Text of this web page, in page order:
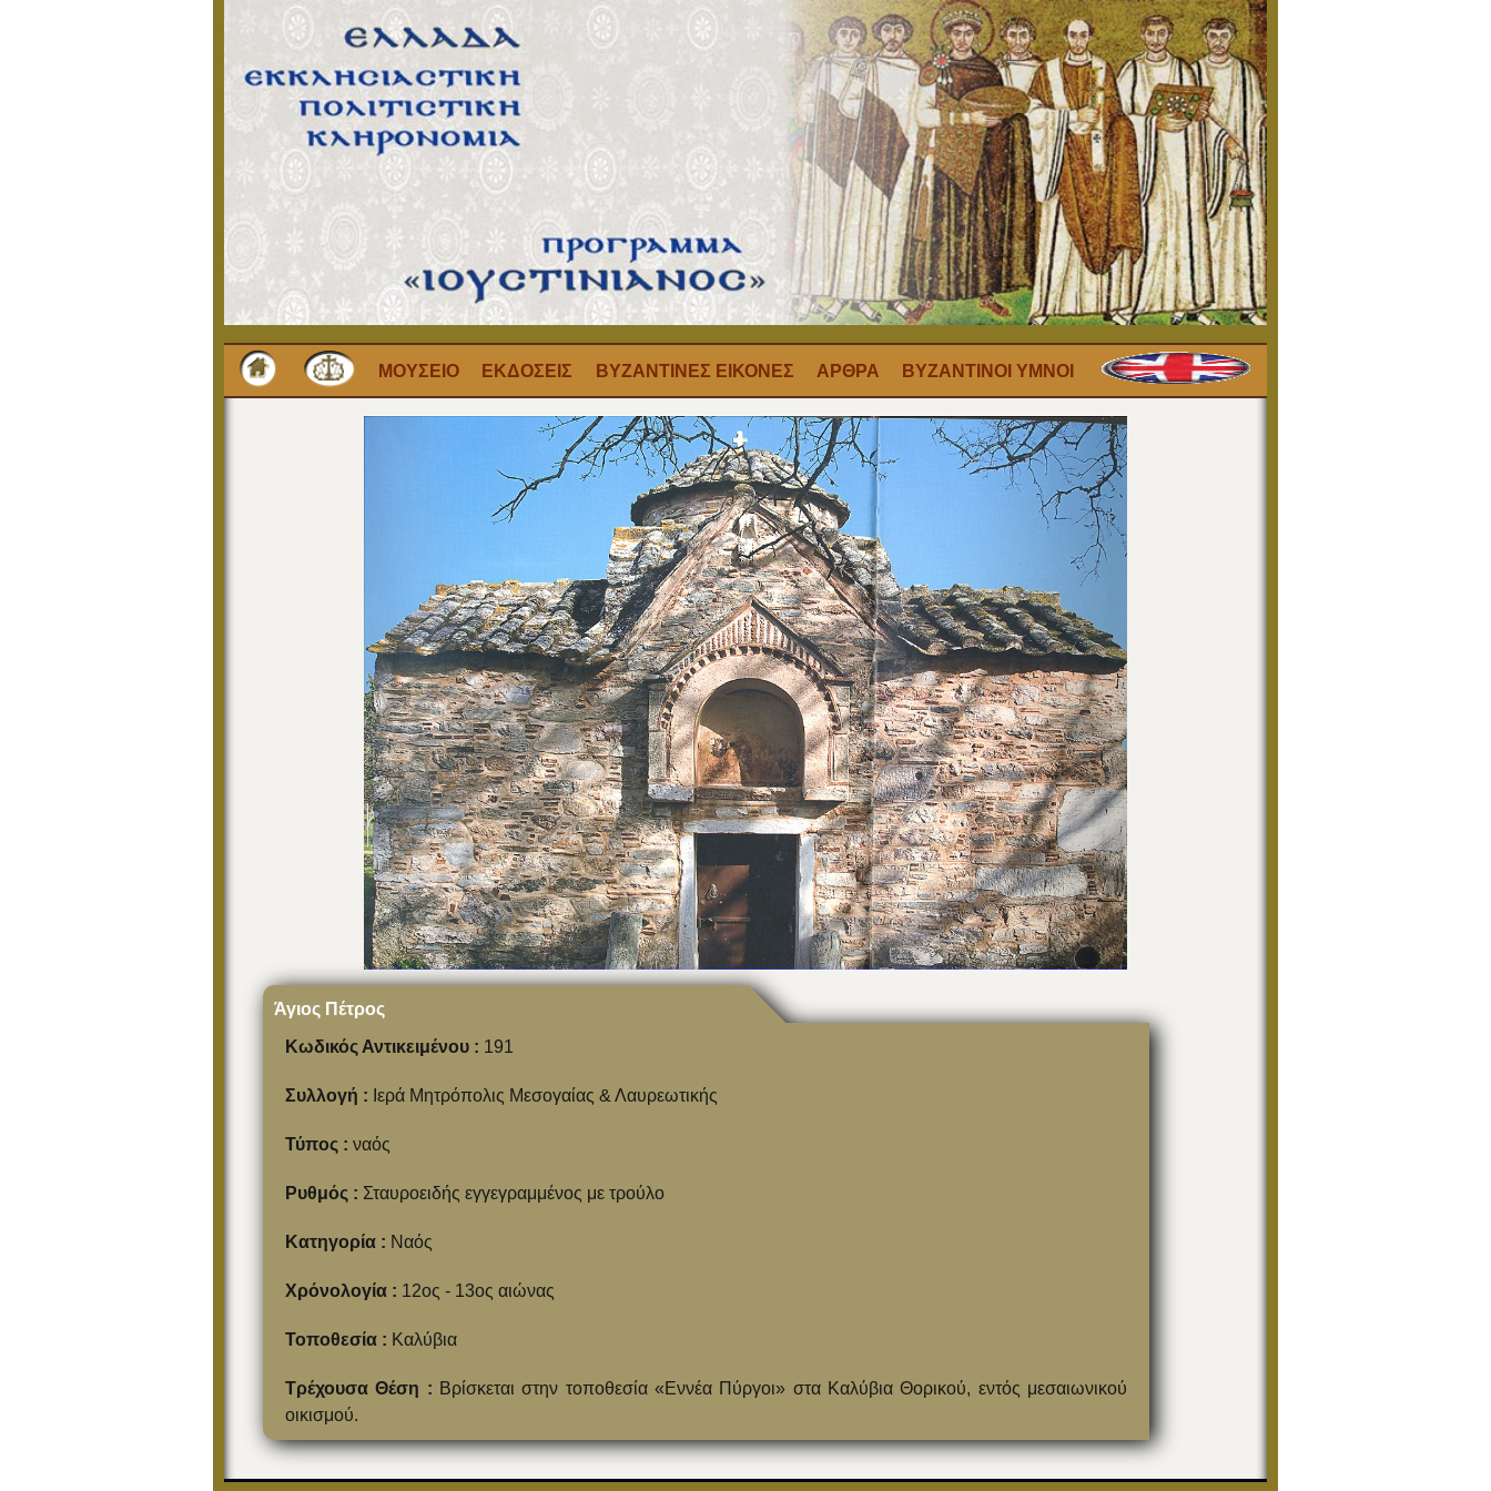
ΜΟΥΣΕΙΟ ΕΚΔΟΣΕΙΣ ΒΥΖΑΝΤΙΝΕΣ ΕΙΚΟΝΕΣ ΑΡΘΡΑ ΒΥΖΑΝΤΙΝΟΙ ΥΜΝΟΙ
Άγιος Πέτρος
Κωδικός Αντικειμένου : 191
Συλλογή : Ιερά Μητρόπολις Μεσογαίας & Λαυρεωτικής
Τύπος : ναός
Ρυθμός : Σταυροειδής εγγεγραμμένος με τρούλο
Κατηγορία : Ναός
Χρόνολογία : 12ος - 13ος αιώνας
Τοποθεσία : Καλύβια
Τρέχουσα Θέση : Βρίσκεται στην τοποθεσία «Εννέα Πύργοι» στα Καλύβια Θορικού, εντός μεσαιωνικού
οικισμού.